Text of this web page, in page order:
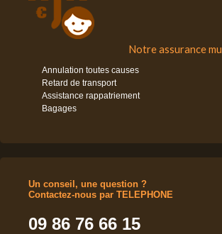
Notre assurance
Annulation toutes causes
Retard de transport
Assistance rappatriement
Bagages
Un conseil, une question ?
Contactez-nous par TELEPHONE
09 86 76 66 15